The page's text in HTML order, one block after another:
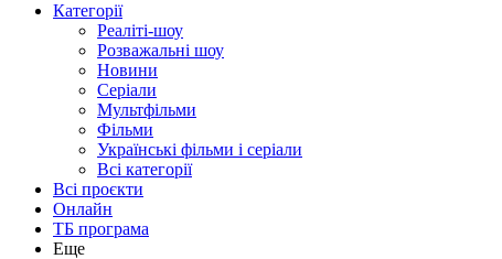
Категорії
Реаліті-шоу
Розважальні шоу
Новини
Серіали
Мультфільми
Фільми
Українські фільми і серіали
Всі категорії
Всі проєкти
Онлайн
ТБ програма
Еще